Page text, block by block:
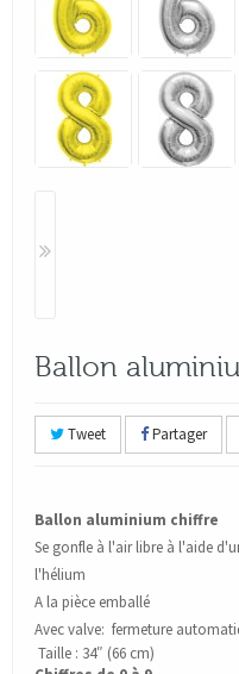
Ballon
Tweet Partager
Ballon aluminium chiffre
Se gonfle à l'air libre à l'aide
l'hélium
A la pièce emballé
Avec valve: fermeture
Taille : 34″ (66 cm)